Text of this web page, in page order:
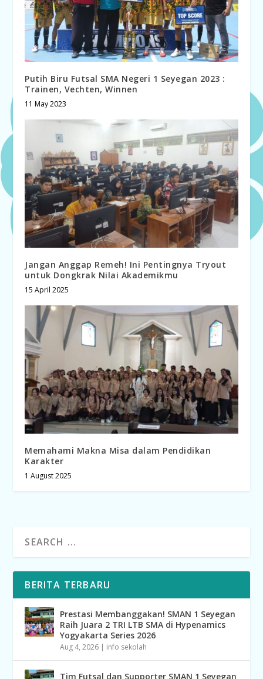
Putih Biru Futsal SMA Negeri 1 Seyegan 2023 :
Trainen, Vechten, Winnen
11 May 2023
Jangan Anggap Remeh! Ini Pentingnya Tryout
untuk Dongkrak Nilai Akademikmu
15 April 2025
Memahami Makna Misa dalam Pendidikan
Karakter
1 August 2025
BERITA TERBARU
Prestasi Membanggakan! SMAN 1 Seyegan
Raih Juara 2 TRI LTB SMA di Hypenamics
Yogyakarta Series 2026
Aug 4, 2026 | info sekolah
Tim Futsal dan Supporter SMAN 1 Seyegan